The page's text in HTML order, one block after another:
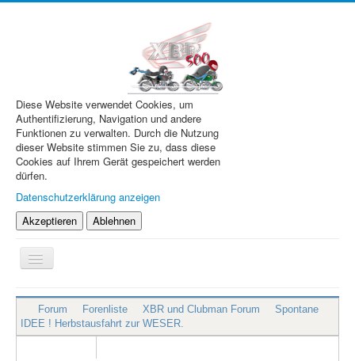
Diese Website verwendet Cookies, um
Authentifizierung, Navigation und andere
Funktionen zu verwalten. Durch die Nutzung
dieser Website stimmen Sie zu, dass diese
Cookies auf Ihrem Gerät gespeichert werden
dürfen.
Datenschutzerklärung anzeigen
Akzeptieren
Ablehnen
Navigation
an/aus
XBR.de
Technik
Forum Forenliste XBR und Clubman Forum
Spontane
IDEE ! Herbstausfahrt zur WESER.